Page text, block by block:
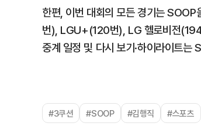
한편, 이번 대회의 모든 경기는
번), LGU+(120번), LG 헬로비전
중계 일정 및 다시 보기·하이라이트는
#3쿠션 #SOOP #김행직 #스포츠